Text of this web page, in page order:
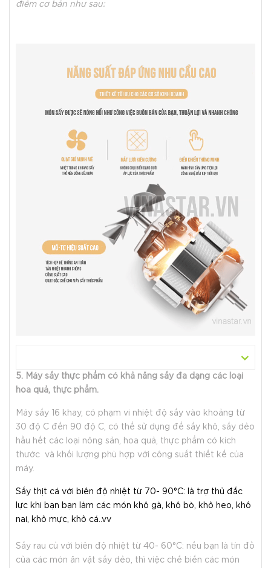
điểm cơ bản như sau:
5. Máy sấy thực phẩm có khả năng sấy đa dạng các loại
hoa quả, thực phẩm.
Máy sấy 16 khay, có phạm vi nhiệt độ sấy vào khoảng từ
30 độ C đến 90 độ C, có thể sử dụng để sấy khô, sấy dẻo
hầu hết các loại nông sản, hoa quả, thực phẩm có kích
thước và khối lượng phù hợp với công suất thiết kế của
máy.
Sấy thịt cá với biên độ nhiệt từ 70- 90°C: là trợ thủ đắc
lực khi bạn bạn làm các món khô gà, khô bò, khô heo, khô
nai, khô mực, khô cá..vv
Sấy rau củ với biên độ nhiệt từ 40- 60°C: nếu bạn là tín đồ
của các món ăn vặt sấy dẻo, thì việc chế biến các món